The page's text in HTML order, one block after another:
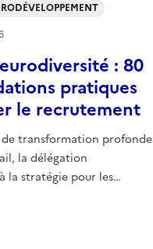
: 80
pratiques
le recrutement
transformation profonde
la délégation
la stratégie pour les…